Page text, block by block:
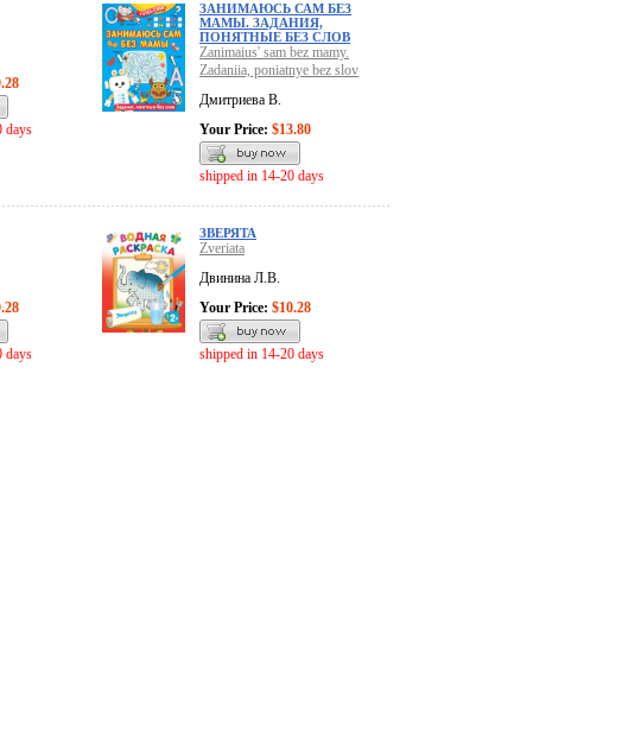
days
ЗАНИМАЮСЬ САМ БЕЗ
МАМЫ. ЗАДАНИЯ,
ПОНЯТНЫЕ БЕЗ СЛОВ
Zanimaius' sam bez mamy.
Zadaniia, poniatnye bez slov
Дмитриева В.
Your Price: $13.80
shipped in 14-20 days
days
ЗВЕРЯТА
Zveriata
Двинина Л.В.
Your Price: $10.28
shipped in 14-20 days